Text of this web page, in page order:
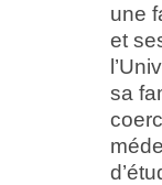
une
et
sa